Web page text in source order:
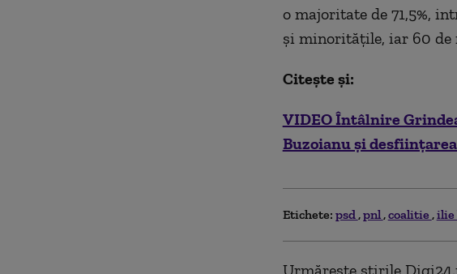
o majoritate de 71,5%,
și minoritățile, iar 60 de
Citește și:
VIDEO Întâlnire
Buzoianu și
Etichete: psd pnl coalitie ilie
Urmărește știrile